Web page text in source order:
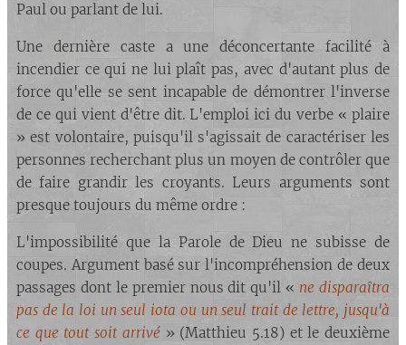
Paul ou parlant de lui.
Une dernière caste a une déconcertante facilité à
incendier ce qui ne lui plaît pas, avec d'autant plus de
force qu'elle se sent incapable de démontrer l'inverse
de ce qui vient d'être dit. L'emploi ici du verbe « plaire
» est volontaire, puisqu'il s'agissait de caractériser les
personnes recherchant plus un moyen de contrôler que
de faire grandir les croyants. Leurs arguments sont
presque toujours du même ordre :
L'impossibilité que la Parole de Dieu ne subisse de
coupes. Argument basé sur l'incompréhension de deux
passages dont le premier nous dit qu'il « ne disparaîtra
pas de la loi un seul iota ou un seul trait de lettre, jusqu'à
ce que tout soit arrivé» (Matthieu 5.18) et le deuxième